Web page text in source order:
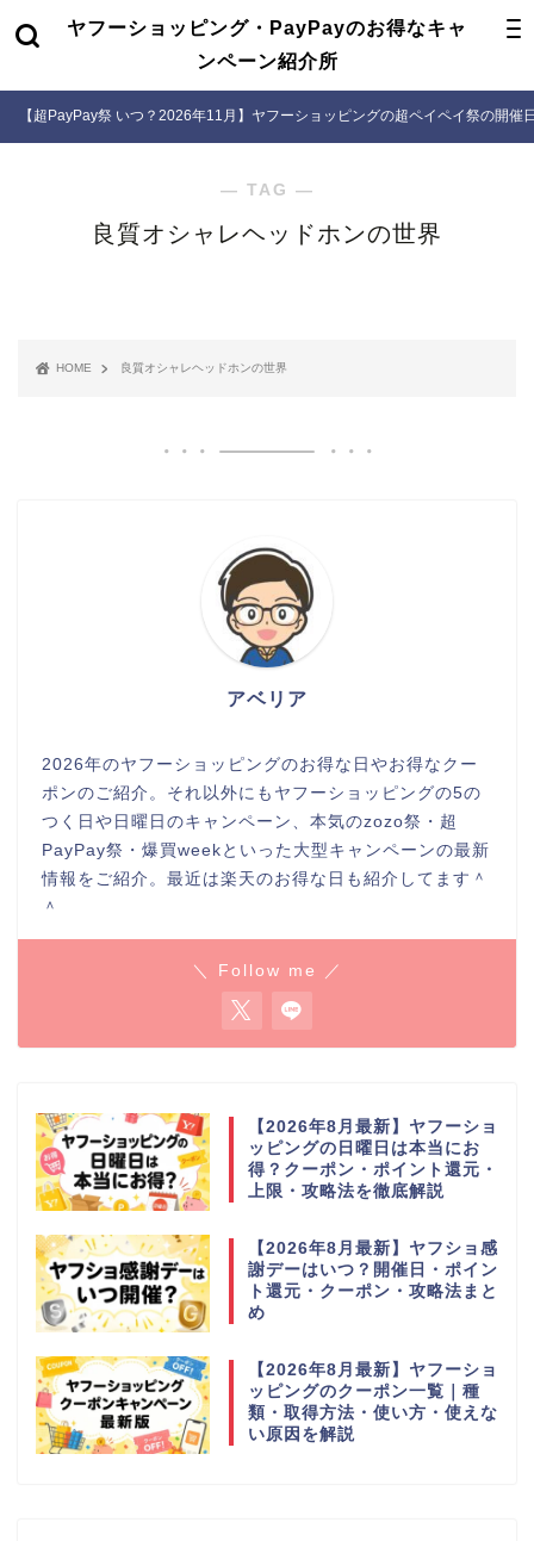
ヤフーショッピング・PayPayのお得なキャ
ンペーン紹介所
【超PayPay祭 いつ？2026年11月】ヤフーショッピングの超ペイペイ祭の開催
― TAG ―
良質オシャレヘッドホンの世界
HOME 良質オシャレヘッドホンの世界
アベリア
2026年のヤフーショッピングのお得な日やお得なクー
ポンのご紹介。それ以外にもヤフーショッピングの5の
つく日や日曜日のキャンペーン、本気のzozo祭・超
PayPay祭・爆買weekといった大型キャンペーンの最新
情報をご紹介。最近は楽天のお得な日も紹介してます＾
＾
＼ Follow me ／
【2026年8月最新】ヤフーショ
ッピングの日曜日は本当にお
得？クーポン・ポイント還元・
上限・攻略法を徹底解説
【2026年8月最新】ヤフショ感
謝デーはいつ？開催日・ポイン
ト還元・クーポン・攻略法まと
め
【2026年8月最新】ヤフーショ
ッピングのクーポン一覧｜種
類・取得方法・使い方・使えな
い原因を解説